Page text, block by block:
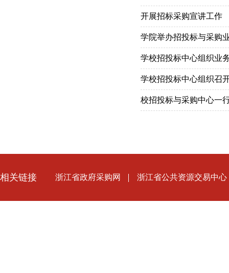
开展招标采购宣讲工作
学院举办招投标与采购
学校招投标中心组织业
学校招投标中心组织召
校招投标与采购中心一
相关链接 浙江省政府采购网 浙江省公共资源交易中心